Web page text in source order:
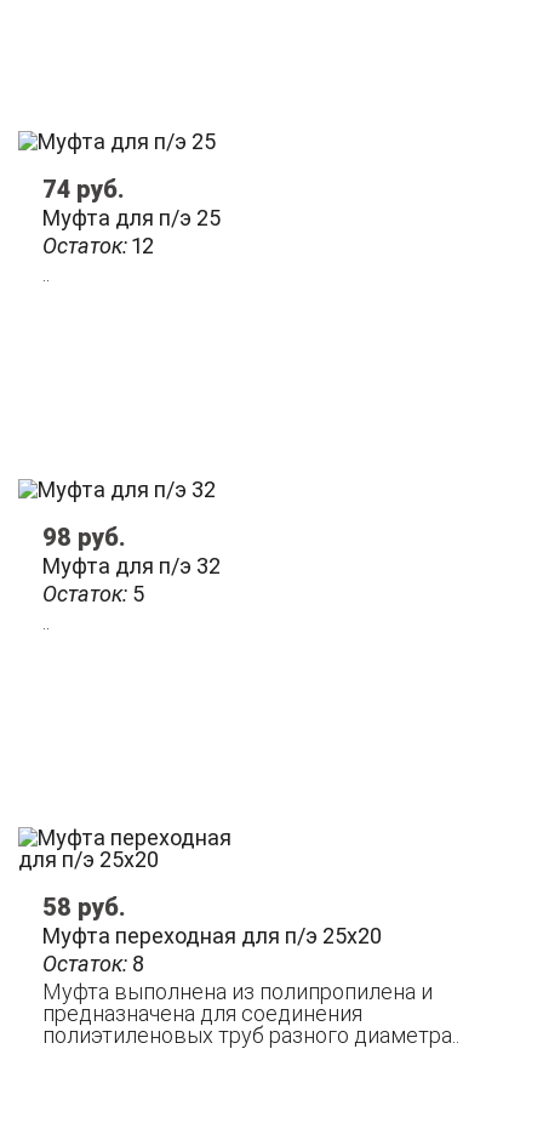
Остаток:12
Муфта для п/э 25
74 руб.
Остаток: 5
Муфта для п/э 32
98 руб.
Остаток: 8
Муфта переходная для п/э 25х20
Муфта выполнена из полипропилена и
предназначена для соединения
полиэтиленовых труб разного диаметра..
58 руб.